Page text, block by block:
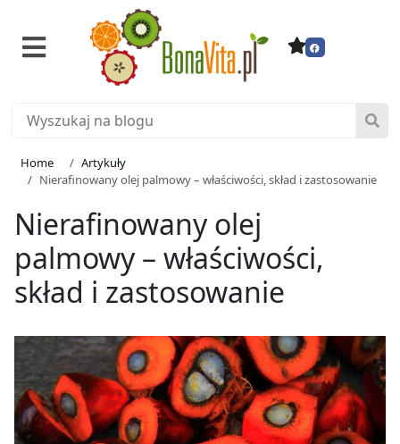
Home
Artykuły
Nierafinowany olej palmowy – właściwości, skład i zastosowanie
Nierafinowany olej
palmowy – właściwości,
skład i zastosowanie